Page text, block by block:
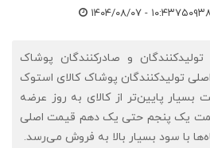
۱۴۰۴/۰۸/۰۷ - ۱۰:۴۳
تولیدکنندگان و صادرکنندگان پوشاک
تولیدکنندگان پوشاک کالای استوک
پایین‌تر از کالای به روز عرضه
یک پنجم حتی یک دهم قیمت اصلی
با سود بسیار بالا به فروش می‌رسد.